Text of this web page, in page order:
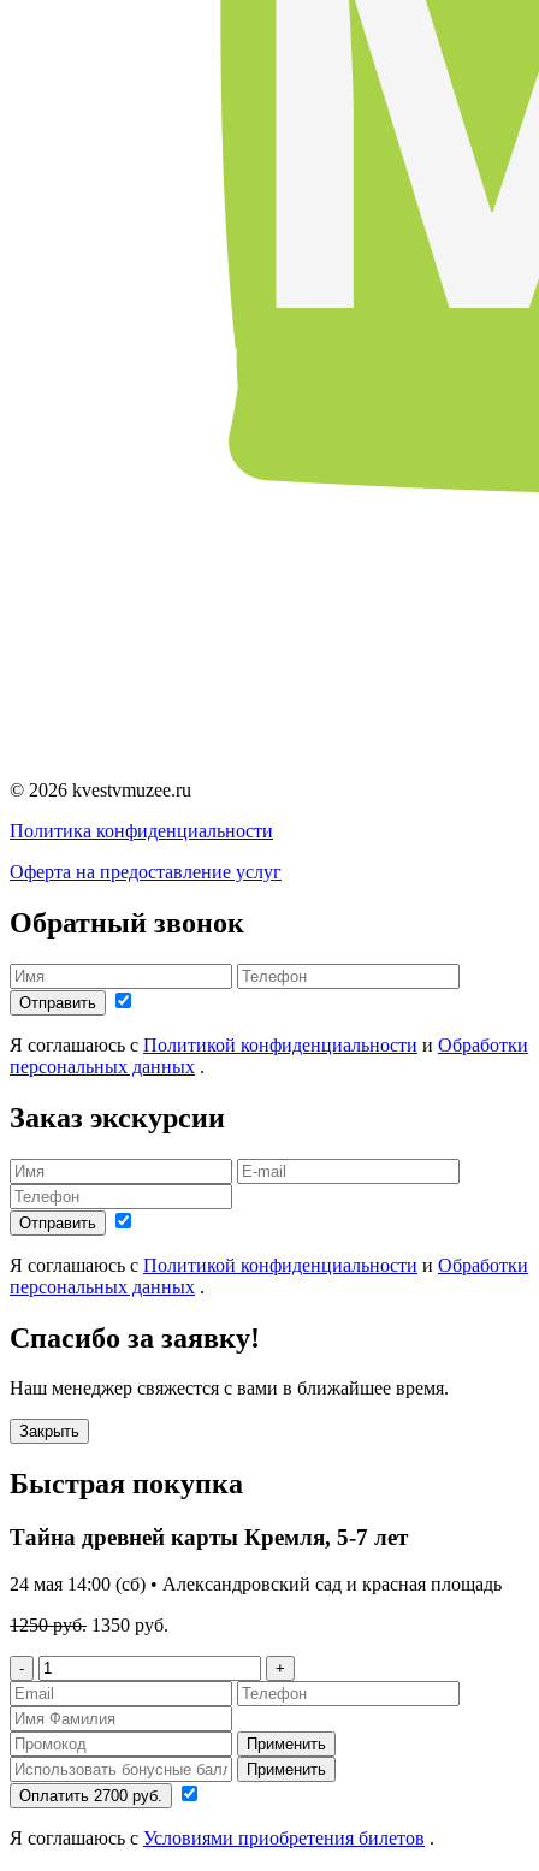
© 2026 kvestvmuzee.ru
Политика конфиденциальности
Оферта на предоставление услуг
Обратный звонок
Отправить
Я соглашаюсь с Политикой конфиденциальности и Обработки
персональных данных .
Заказ экскурсии
Отправить
Я соглашаюсь с Политикой конфиденциальности и Обработки
персональных данных .
Спасибо за заявку!
Наш менеджер свяжестся с вами в ближайшее время.
Закрыть
Быстрая покупка
Тайна древней карты Кремля, 5-7 лет
24 мая 14:00 (сб) • Александровский сад и красная площадь
1250 руб. 1350 руб.
- +
Применить
Применить
Оплатить 2700 руб.
Я соглашаюсь с Условиями приобретения билетов .